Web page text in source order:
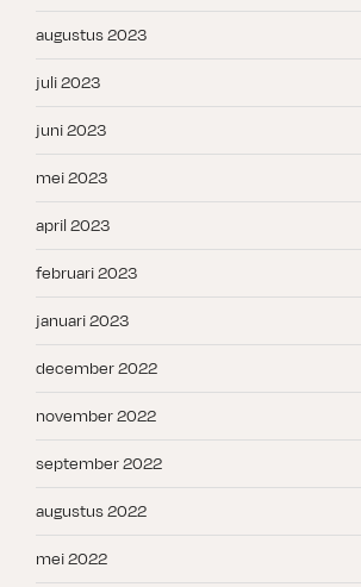
augustus 2023
juli 2023
juni 2023
mei 2023
april 2023
februari 2023
januari 2023
december 2022
november 2022
september 2022
augustus 2022
mei 2022